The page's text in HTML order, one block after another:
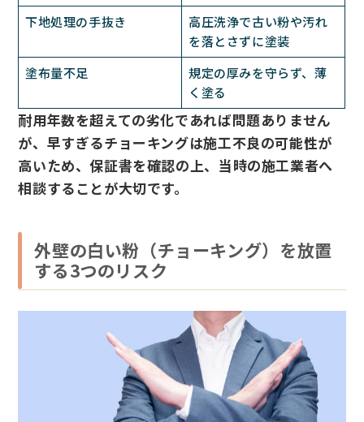
下地処理の手抜き
高圧洗浄で古い粉や汚れ
を落とさずに塗装
塗布量不足
規定の厚みを守らず、薄
く塗る
耐用年数を超えての劣化であれば問題ありません
が、早すぎるチョーキングは施工不良の可能性が
高いため、保証書を確認の上、当時の施工業者へ
相談することが大切です。
外壁の白い粉（チョーキング）を放置
する3つのリスク